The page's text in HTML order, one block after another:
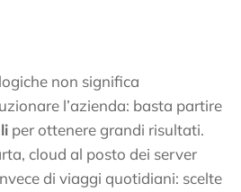
non significa
l’azienda: basta partire
per ottenere grandi risultati.
cloud al posto dei server
di viaggi quotidiani: scelte